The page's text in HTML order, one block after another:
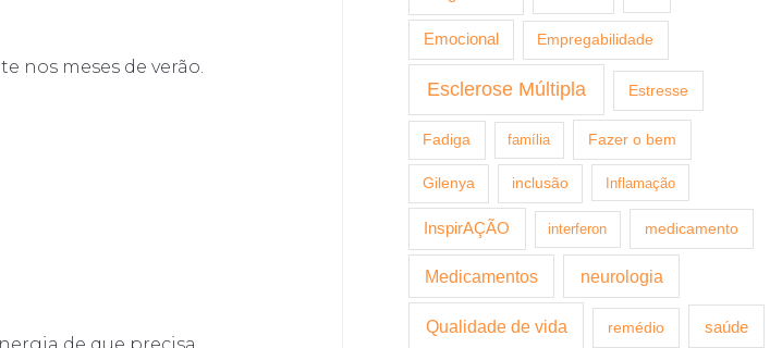
nos meses de verão.
Emocional Empregabilidade
Esclerose Múltipla Estresse
Fadiga família Fazer o bem
Gilenya inclusão Inflamação
InspirAÇÃO interferon medicamento
Medicamentos neurologia
Qualidade de vida remédio saúde